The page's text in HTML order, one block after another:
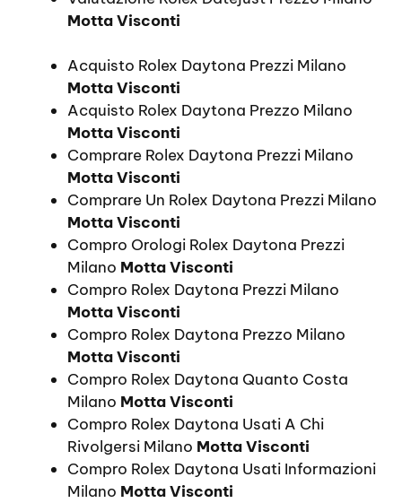
Motta Visconti
Acquisto Rolex Daytona Prezzi Milano
Motta Visconti
Acquisto Rolex Daytona Prezzo Milano
Motta Visconti
Comprare Rolex Daytona Prezzi Milano
Motta Visconti
Comprare Un Rolex Daytona Prezzi Milano
Motta Visconti
Compro Orologi Rolex Daytona Prezzi
Milano Motta Visconti
Compro Rolex Daytona Prezzi Milano
Motta Visconti
Compro Rolex Daytona Prezzo Milano
Motta Visconti
Compro Rolex Daytona Quanto Costa
Milano Motta Visconti
Compro Rolex Daytona Usati A Chi
Rivolgersi Milano Motta Visconti
Compro Rolex Daytona Usati Informazioni
Milano Motta Visconti